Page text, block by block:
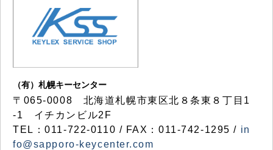
（有）札幌キーセンター
〒065-0008 北海道札幌市東区北８条東８丁目1
-1 イチカンビル2F
TEL：011-722-0110 / FAX：011-742-1295 / in
fo@sapporo-keycenter.com